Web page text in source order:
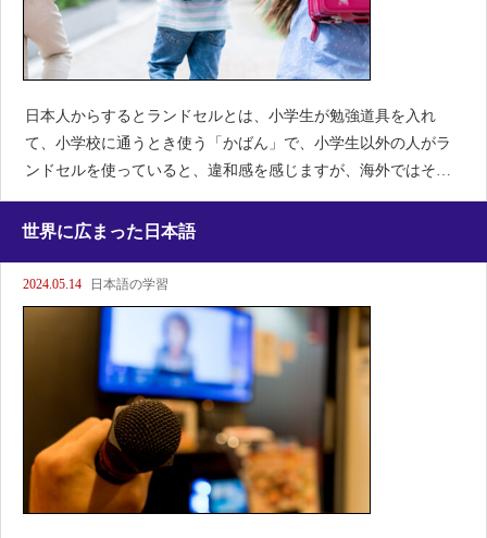
日本人からするとランドセルとは、小学生が勉強道具を入れ
て、小学校に通うとき使う「かばん」で、小学生以外の人がラ
ンドセルを使っていると、違和感を感じますが、海外ではそう
ではないようです。海外でランドセルが人気の理由-日本のアニ
メが、世界的に有名なのは、皆さんもご存じかと思いますが、
世界に広まった日本語
2024.05.14 日本語の学習